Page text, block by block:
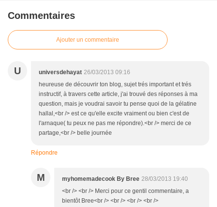
Commentaires
Ajouter un commentaire
U universdehayat 26/03/2013 09:16
heureuse de découvrir ton blog, sujet trés important et trés
instructif, à travers cette article, j'ai trouvé des réponses à ma
question, mais je voudrai savoir tu pense quoi de la gélatine
hallal,<br /> est ce qu'elle excite vraiment ou bien c'est de
l'arnaque( tu peux ne pas me répondre).<br /> merci de ce
partage,<br /> belle journée
Répondre
M myhomemadecook By Bree 28/03/2013 19:40
<br /> <br /> Merci pour ce gentil commentaire, a
bientôt Bree<br /> <br /> <br /> <br />